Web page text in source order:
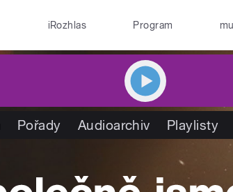
iRozhlas Program
Pořady Audioarchiv Playlisty